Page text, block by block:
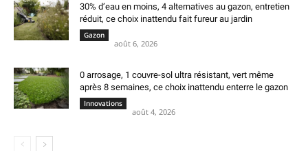
30% d’eau en moins, 4 alternatives au gazon, entretien
réduit, ce choix inattendu fait fureur au jardin
Gazon
août 6, 2026
0 arrosage, 1 couvre-sol ultra résistant, vert même
après 8 semaines, ce choix inattendu enterre le gazon
Innovations
août 4, 2026